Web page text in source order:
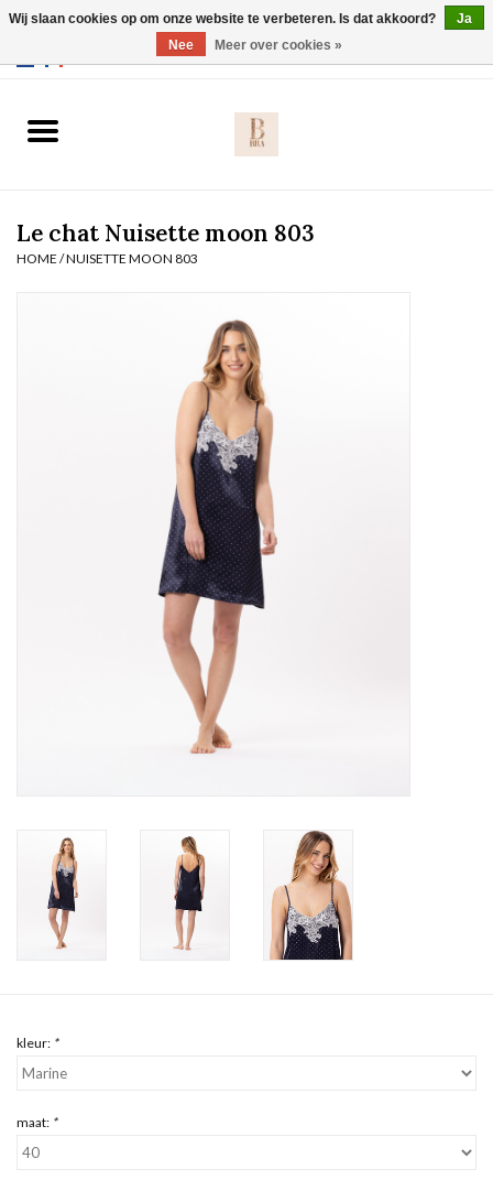
Slip
Lingerie-accessoires
Le chat Nuisette moon 803
HOME /NUISETTE MOON 803
kleur: *
maat: *
Wij slaan cookies op om onze website te verbeteren. Is dat akkoord?
Ja
Nee
Meer over cookies »
Webshop werkt met EU maten. .